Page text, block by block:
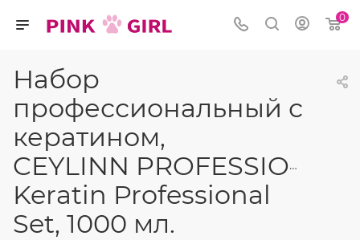
0
Набор
профессиональный с
кератином,
CEYLINN PROFESSIONAL,
Keratin Professional
Set, 1000 мл.